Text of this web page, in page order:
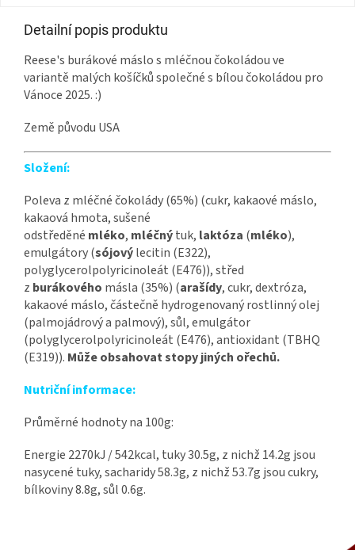
Detailní popis produktu
Reese's burákové máslo s mléčnou čokoládou ve
variantě malých košíčků společné s bílou čokoládou pro
Vánoce 2025. :)
Země původu USA
Složení:
Poleva z mléčné čokolády (65%) (cukr, kakaové máslo,
kakaová hmota, sušené
odstředěné mléko, mléčnýtuk, laktóza (mléko),
emulgátory (sójovýlecitin (E322),
polyglycerolpolyricinoleát (E476)), střed
z burákového másla (35%) (arašídy, cukr, dextróza,
kakaové máslo, částečně hydrogenovaný rostlinný olej
(palmojádrový a palmový), sůl, emulgátor
(polyglycerolpolyricinoleát (E476), antioxidant (TBHQ
(E319)). Může obsahovat stopy jiných ořechů.
Nutriční informace:
Průměrné hodnoty na 100g:
Energie 2270kJ / 542kcal, tuky 30.5g, z nichž 14.2g jsou
nasycené tuky, sacharidy 58.3g, z nichž 53.7g jsou cukry,
bílkoviny 8.8g, sůl 0.6g.